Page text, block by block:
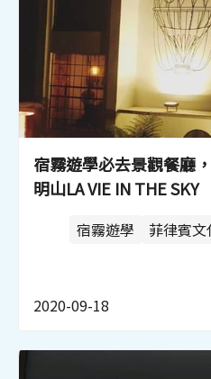
宿霧遊學必去景觀餐廳
明山LA VIE IN THE SKY
宿霧遊學 菲律賓
2020-09-18